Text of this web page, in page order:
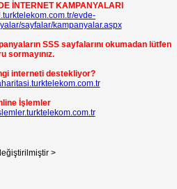
İNTERNET KAMPANYALARI
evde-
sayfalar/kampanyalar.aspx
SSS sayfalarını okumadan lütfen
sormayınız.
interneti destekliyor?
İşlemler
>